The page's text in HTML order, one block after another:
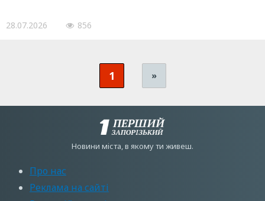
28.07.2026 856
1 »
Новини мiста, в якому ти живеш.
Про нас
Реклама на сайті